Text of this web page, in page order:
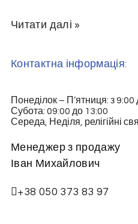
Читати далі »
Контактна інформація:
Понеділок – П’ятниця: з 9:00
Субота: 09:00 до 13:00
Середа, Неділя, релігійні
Менеджер з продажу
Іван Михайлович
+38 050 373 83 97